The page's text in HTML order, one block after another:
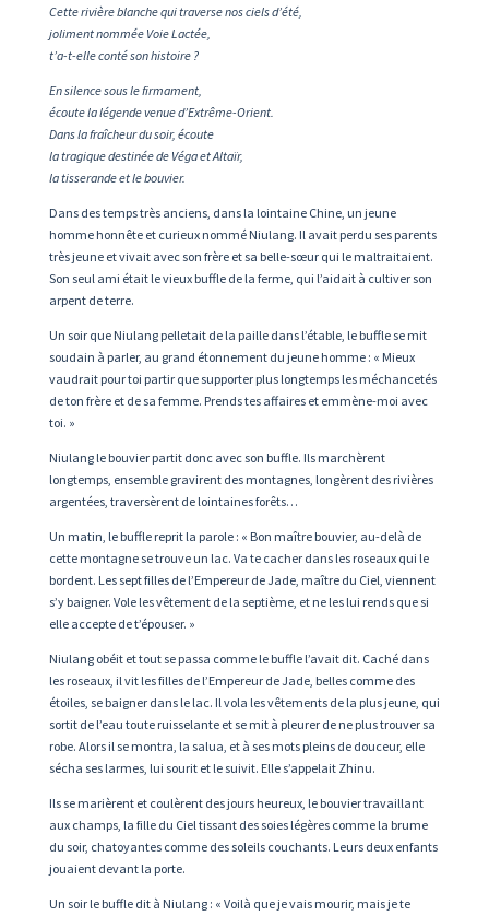
Cette rivière blanche qui traverse nos ciels d’été,
joliment nommée Voie Lactée,
t’a-t-elle contéson histoire ?
En silence sous le firmament,
écoute la légende venue d’Extrême-Orient.
Dans la fraîcheur du soir, écoute
la tragique destinée de Véga et Altaïr,
la tisserande et le bouvier.
Dans des temps très anciens, dans la lointaine Chine, un jeune
homme honnête et curieux nommé Niulang. Il avait perdu ses parents
très jeune et vivait avec son frère et sa belle-sœur qui le maltraitaient.
Son seul ami était le vieux buffle de la ferme, qui l’aidait à cultiver son
arpent de terre.
Un soir que Niulang pelletait de la paille dans l’étable, le buffle se mit
soudain à parler, au grand étonnement du jeune homme : « Mieux
vaudrait pour toi partir que supporter plus longtemps les méchancetés
de ton frère et de sa femme. Prends tes affaires et emmène-moi avec
toi. »
Niulang le bouvier partit donc avec son buffle. Ils marchèrent
longtemps, ensemble gravirent des montagnes, longèrent des rivières
argentées, traversèrent de lointaines forêts…
Un matin, le buffle reprit la parole : « Bon maître bouvier, au-delà de
cette montagne se trouve un lac. Va te cacher dans les roseaux qui le
bordent. Les sept filles de l’Empereur de Jade, maître du Ciel, viennent
s’y baigner. Vole les vêtement de la septième, et ne les lui rends que si
elle accepte de t’épouser. »
Niulang obéit et tout se passa comme le buffle l’avait dit. Caché dans
les roseaux, il vit les filles de l’Empereur de Jade, belles comme des
étoiles, se baigner dans le lac. Il vola les vêtements de la plus jeune, qui
sortit de l’eau toute ruisselante et se mit à pleurer de ne plus trouver sa
robe. Alors il se montra, la salua, et à ses mots pleins de douceur, elle
sécha ses larmes, lui sourit et le suivit. Elle s’appelait Zhinu.
Ils se marièrent et coulèrent des jours heureux, le bouvier travaillant
aux champs, la fille du Ciel tissant des soies légères comme la brume
du soir, chatoyantes comme des soleils couchants. Leurs deux enfants
jouaient devant la porte.
Un soir le buffle dit à Niulang : « Voilà que je vais mourir, mais je te